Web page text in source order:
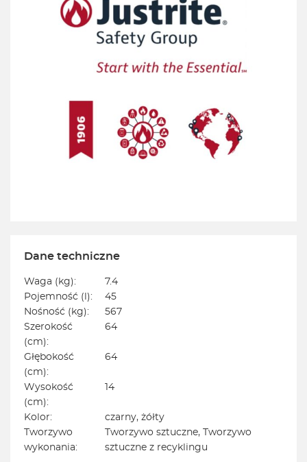
Dane techniczne
Waga (kg):
7.4
Pojemność (l):
45
Nośność (kg):
567
Szerokość
(cm):
64
Głębokość
(cm):
64
Wysokość
(cm):
14
Kolor:
czarny, żółty
Tworzywo
wykonania:
Tworzywo sztuczne, Tworzywo
sztuczne z recyklingu